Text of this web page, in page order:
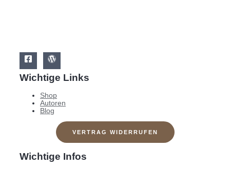
Wichtige Links
Shop
Autoren
Blog
VERTRAG WIDERRUFEN
Wichtige Infos